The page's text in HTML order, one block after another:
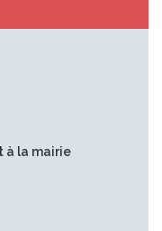
à la mairie